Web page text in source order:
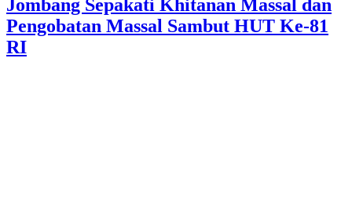
Jombang Sepakati Khitanan Massal dan
Pengobatan Massal Sambut HUT Ke-81
RI